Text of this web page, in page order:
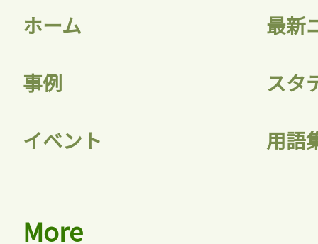
ホーム 最新
事例 スタ
イベント 用語
More